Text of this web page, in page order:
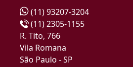
(11) 93207-3204
(11) 2305-1155
R. Tito, 766
Vila Romana
São Paulo - SP